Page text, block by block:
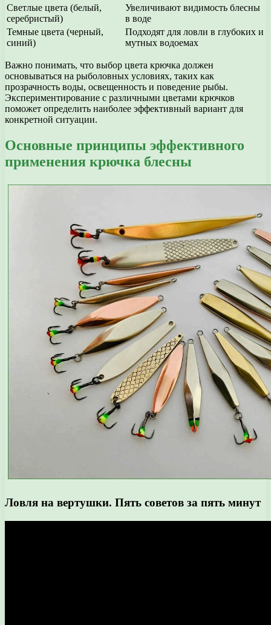
Светлые цвета (белый,
серебристый)
Увеличивают видимость блесны
в воде
Темные цвета (черный,
синий)
Подходят для ловли в глубоких и
мутных водоемах
Важно понимать, что выбор цвета крючка должен
основываться на рыболовных условиях, таких как
прозрачность воды, освещенность и поведение рыбы.
Экспериментирование с различными цветами крючков
поможет определить наиболее эффективный вариант для
конкретной ситуации.
Основные принципы эффективного
применения крючка блесны
Ловля на вертушки. Пять советов за пять минут